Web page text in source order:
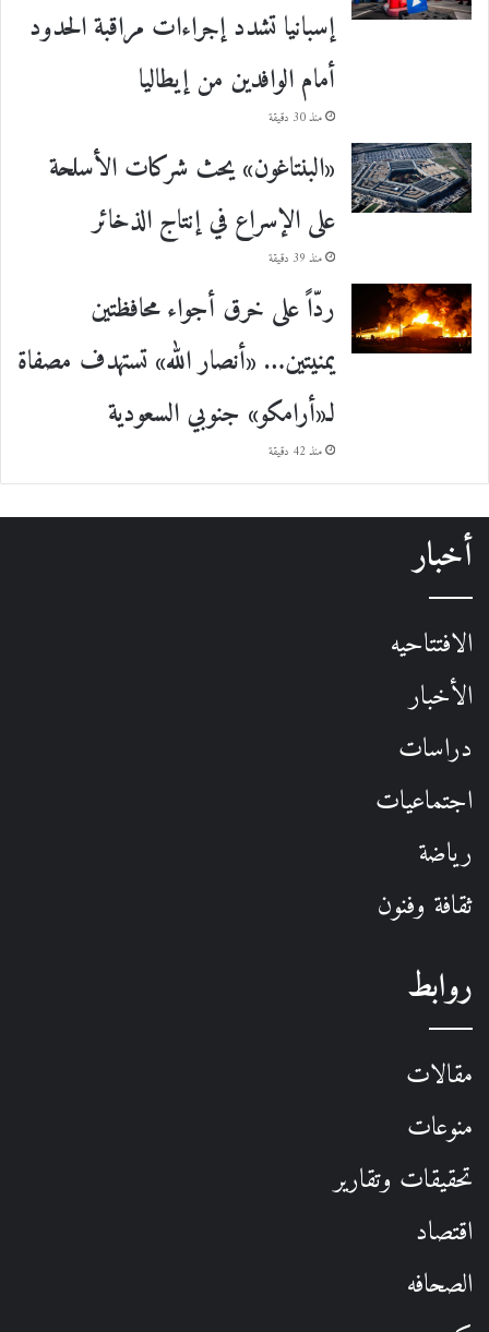
إسبانيا تشدد إجراءات مراقبة الحدود
أمام الوافدين من إيطاليا
منذ 30 دقيقة
«البنتاغون» يحث شركات الأسلحة
على الإسراع في إنتاج الذخائر
منذ 39 دقيقة
ردّاً على خرق أجواء محافظتين
يمنيتين… «أنصار الله» تستهدف مصفاة
لـ«أرامكو» جنوبي السعودية
منذ 42 دقيقة
أخبار
الافتتاحيه
الأخبار
دراسات
اجتماعيات
رياضة
ثقافة وفنون
روابط
مقالات
منوعات
تحقيقات وتقارير
اقتصاد
الصحافه